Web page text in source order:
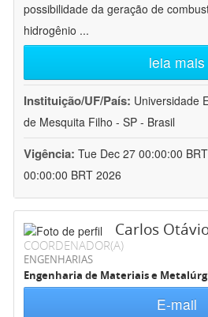
possibilidade da geração de
hidrogênio ...
leia mais
Instituição/UF/País: Universidade
de Mesquita Filho - SP - Brasil
Vigência: Tue Dec 27 00:00:00
00:00:00 BRT 2026
Carlos
COORDENADOR(A)
ENGENHARIAS
Engenharia de Materiais e
E-mail